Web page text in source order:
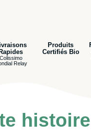
Rapides
Colissimo
Relay
Produits
Certifiés Bio